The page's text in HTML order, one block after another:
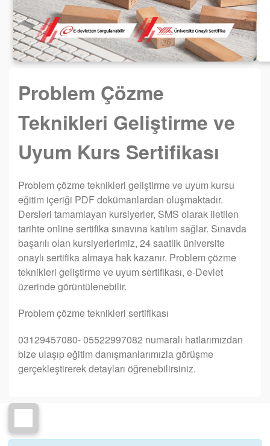
Problem Çözme
Teknikleri Geliştirme ve
Uyum Kurs Sertifikası
Problem çözme teknikleri geliştirme ve uyum kursu
eğitim içeriği PDF dokümanlardan oluşmaktadır.
Dersleri tamamlayan kursiyerler, SMS olarak iletilen
tarihte online sertifika sınavına katılım sağlar. Sınavda
başarılı olan kursiyerlerimiz, 24 saatlik üniversite
onaylı sertifika almaya hak kazanır. Problem çözme
teknikleri geliştirme ve uyum sertifikası, e-Devlet
üzerinde görüntülenebilir.
Problem çözme teknikleri sertifikası
03129457080- 05522997082 numaralı hatlarımızdan
bize ulaşıp eğitim danışmanlarımızla görüşme
gerçekleştirerek detayları öğrenebilirsiniz.